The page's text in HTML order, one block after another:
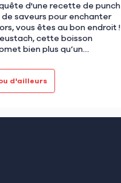
d'une recette de punch
saveurs pour enchanter
vous êtes au bon endroit !
cette boisson
bien plus qu’un
d'ailleurs